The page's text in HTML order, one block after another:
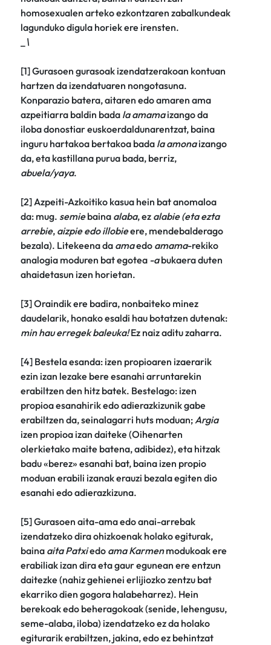
homosexualen arteko ezkontzaren zabalkundeak
lagunduko digula horiek ere irensten.
\
[1] Gurasoen gurasoak izendatzerakoan kontuan
hartzen da izendatuaren nongotasuna.
Konparazio batera, aitaren edo amaren ama
azpeitiarra baldin bada la amamaizango da
iloba donostiar euskoerdaldunarentzat, baina
inguru hartakoa bertakoa bada la amonaizango
da, eta kastillana purua bada, berriz,
abuela/yaya.
[2] Azpeiti-Azkoitiko kasua hein bat anomaloa
da: mug.semiebaina alaba, ez alabie (eta ezta
arrebie, aizpie edo illobieere, mendebalderago
bezala). Litekeena da amaedo amama-rekiko
analogia moduren bat egotea -abukaera duten
ahaidetasun izen horietan.
[3] Oraindik ere badira, nonbaiteko minez
daudelarik, honako esaldi hau botatzen dutenak:
min hau erregek baleuka!Ez naiz aditu zaharra.
[4] Bestela esanda: izen propioaren izaerarik
ezin izan lezake bere esanahi arruntarekin
erabiltzen den hitz batek. Bestelago: izen
propioa esanahirik edo adierazkizunik gabe
erabiltzen da, seinalagarri huts moduan; Argia
izen propioa izan daiteke (Oihenarten
olerkietako maite batena, adibidez), eta hitzak
badu «berez» esanahi bat, baina izen propio
moduan erabili izanak erauzi bezala egiten dio
esanahi edo adierazkizuna.
[5] Gurasoen aita-ama edo anai-arrebak
izendatzeko dira ohizkoenak holako egiturak,
baina aita Patxiedo ama Karmenmodukoak ere
erabiliak izan dira eta gaur egunean ere entzun
daitezke (nahiz gehienei erlijiozko zentzu bat
ekarriko dien gogora halabeharrez). Hein
berekoak edo beheragokoak (senide, lehengusu,
seme-alaba, iloba) izendatzeko ez da holako
egiturarik erabiltzen, jakina, edo ez behintzat